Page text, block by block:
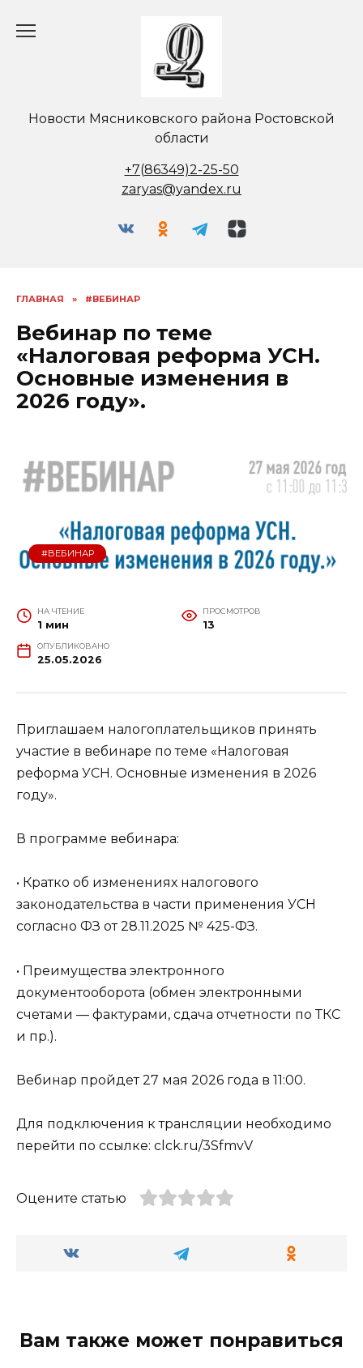
Новости Мясниковского района Ростовской
области
+7(86349)2-25-50
zaryas@yandex.ru
ГЛАВНАЯ » #ВЕБИНАР
Вебинар по теме
«Налоговая реформа УСН.
Основные изменения в
2026 году».
#ВЕБИНАР
НА ЧТЕНИЕ
1 мин
ПРОСМОТРОВ
13
ОПУБЛИКОВАНО
25.05.2026
Приглашаем налогоплательщиков принять
участие в вебинаре по теме «Налоговая
реформа УСН. Основные изменения в 2026
году».
В программе вебинара:
• Кратко об изменениях налогового
законодательства в части применения УСН
согласно ФЗ от 28.11.2025 № 425-ФЗ.
• Преимущества электронного
документооборота (обмен электронными
счетами — фактурами, сдача отчетности по ТКС
и пр.).
Вебинар пройдет 27 мая 2026 года в 11:00.
Для подключения к трансляции необходимо
перейти по ссылке: clck.ru/3SfmvV
Оцените статью
Вам также может понравиться